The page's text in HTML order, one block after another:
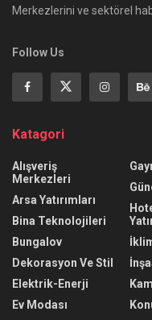
Merkezlerini ve sektörel
Follow Us
Katagori
Alışveriş
Merkezleri
Arsa Yatırımları
Bina Teknolojileri
Bungalov
Dekorasyon Ve Stil
Elektrik-Enerji
Ev Modası